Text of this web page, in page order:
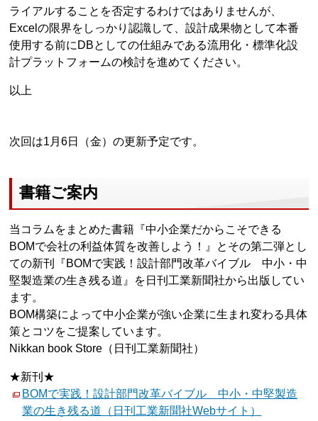
ライアルすることを否定するわけではありませんが、
Excelの限界をしっかり認識して、設計成果物として本番
使用する前にDBとしての仕組みである流用化・標準化設
計プラットフォームの検討を進めてください。
以上
次回は1月6日（金）の更新予定です。
書籍ご案内
当コラムをまとめた書籍『中小企業だからこそできる
BOMで会社の利益体質を改善しよう！』とその第二弾とし
ての新刊『BOMで実践！設計部門改革バイブル 中小・中
堅製造業の生き残る道』を日刊工業新聞社から出版してい
ます。
BOM構築によって中小企業が強い企業に生まれ変わる具体
策とコツをご提案しています。
Nikkan book Store（日刊工業新聞社）
★新刊★
BOMで実践！設計部門改革バイブル 中小・中堅製造
業の生き残る道（日刊工業新聞社Webサイト）